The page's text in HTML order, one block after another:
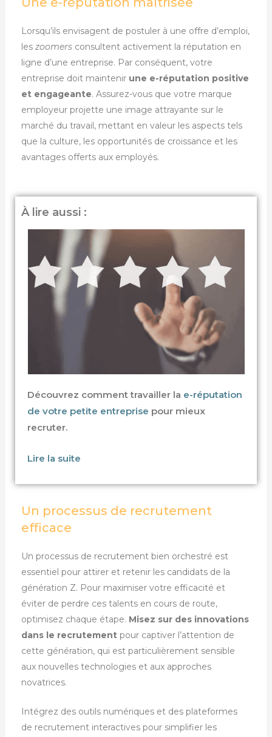
Lorsqu’ils envisagent de postuler à une offre d’emploi,
leszoomers consultent activement la réputation en
ligne d’une entreprise. Par conséquent, votre
entreprise doit maintenir une e-réputation positive
et engageante. Assurez-vous que votre marque
employeur projette une image attrayante sur le
marché du travail, mettant en valeur les aspects tels
que la culture, les opportunités de croissance et les
avantages offerts aux employés.
À lire aussi :
Découvrez comment travailler la e-réputation
de votre petite entreprise pour mieux
recruter.
Lire la suite
Un processus de recrutement
efficace
Un processus de recrutement bien orchestré est
essentiel pour attirer et retenir les candidats de la
génération Z. Pour maximiser votre efficacité et
éviter de perdre ces talents en cours de route,
optimisez chaque étape. Misez sur des innovations
dans le recrutement pour captiver l’attention de
cette génération, qui est particulièrement sensible
aux nouvelles technologies et aux approches
novatrices.
Intégrez des outils numériques et des plateformes
de recrutement interactives pour simplifier les